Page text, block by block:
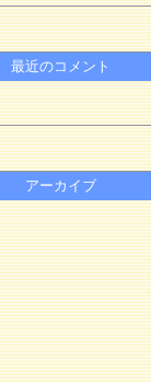
最近のコメント
アーカイブ